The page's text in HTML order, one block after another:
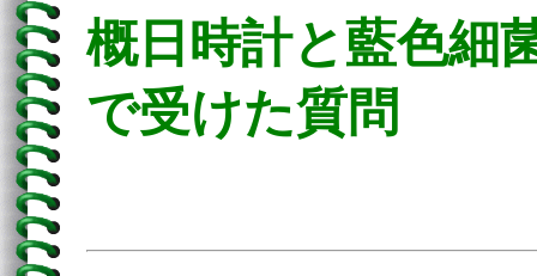
概日時計と藍色細
で受けた質問